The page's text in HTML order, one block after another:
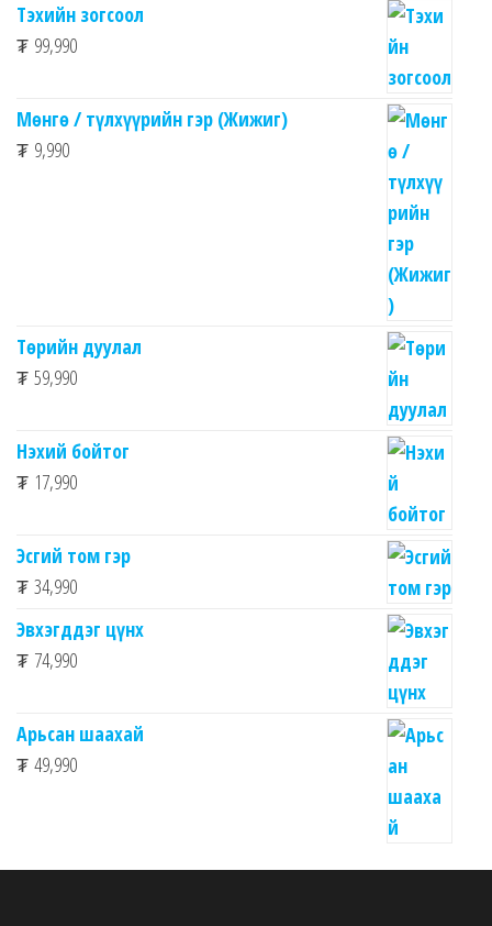
Тэхийн зогсоол
₮ 99,990
Мөнгө / түлхүүрийн гэр (Жижиг)
₮ 9,990
Төрийн дуулал
₮ 59,990
Нэхий бойтог
₮ 17,990
Эсгий том гэр
₮ 34,990
Эвхэгддэг цүнх
₮ 74,990
Арьсан шаахай
₮ 49,990